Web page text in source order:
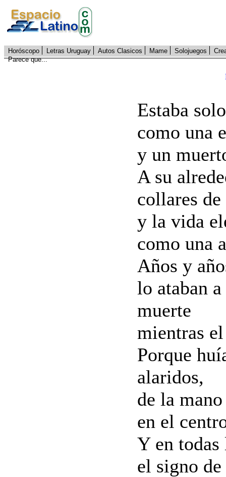
Horóscopo Letras Uruguay Autos Clasicos Mame Solojuegos
Parece que...
Estaba
como una
y un
A su
collares
y la vida
como una
Años y
lo ataban
muerte
mientras
Porque
alaridos,
de la
en el
Y en todas
el signo